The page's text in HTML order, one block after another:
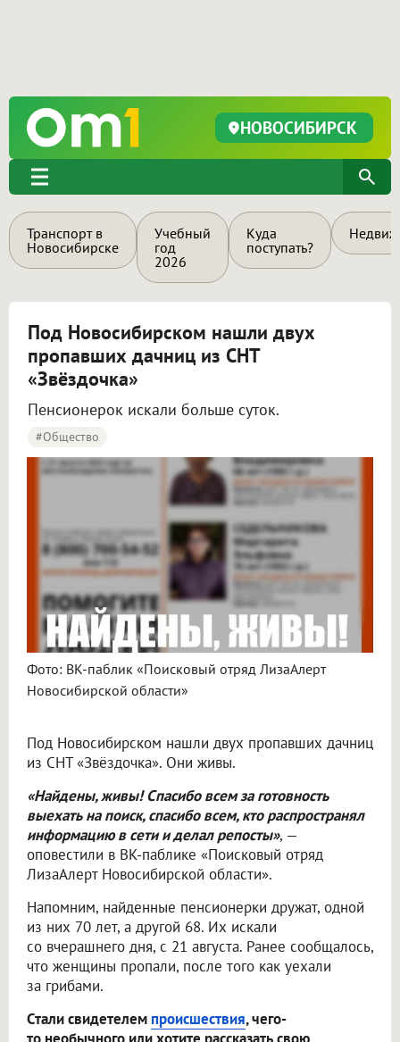
НОВОСИБИРСК
Транспорт в
Новосибирске
Учебный
год
2026
Куда
поступать?
Под Новосибирском нашли двух
пропавших дачниц из СНТ
«Звёздочка»
Пенсионерок искали больше суток.
#Общество
Фото: ВК-паблик «Поисковый отряд ЛизаАлерт
Новосибирской области»
Под Новосибирском нашли двух пропавших дачниц
из СНТ «Звёздочка». Они живы.
«Найдены, живы! Спасибо всем за готовность
выехать на поиск, спасибо всем, кто распространял
информацию в сети и делал репосты», —
оповестили в ВК-паблике «Поисковый отряд
ЛизаАлерт Новосибирской области».
Напомним, найденные пенсионерки дружат, одной
из них 70 лет, а другой 68. Их искали
со вчерашнего дня, с 21 августа. Ранее сообщалось,
что женщины пропали, после того как уехали
за грибами.
Стали свидетелем происшествия, чего-